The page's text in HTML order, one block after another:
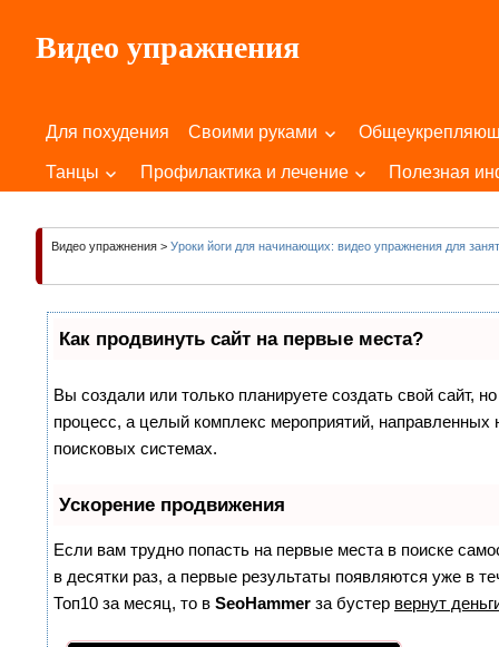
содержимому
Видео упражнения
Вашего
Для похудения Своими руками
Танцы Профилактика и лечение Полезная
Видео упражнения > Уроки йоги для начинающих: видео упражнения для
Как продвинуть сайт на первые места?
Вы создали или только планируете создать свой сайт,
процесс, а целый комплекс мероприятий,
поисковых системах.
Ускорение продвижения
Если вам трудно попасть на первые места в поиске
в десятки раз, а первые результаты появляются уже в
Топ10 за месяц, то в SeoHammer за бустер вернут